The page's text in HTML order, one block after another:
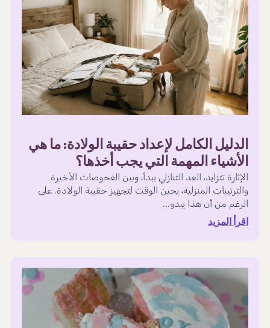
الدليل الكامل لإعداد حقيبة الولادة: ما هي
الأشياء المهمة التي يجب أخذها؟
الإثارة تتزايد، العد التنازلي يبدأ، وبين الفحوصات الأخيرة
والترتيبات المنزلية، يحين الوقت لتجهيز حقيبة الولادة. على
الرغم من أن هذا يبدو...
اقرأ المزيد